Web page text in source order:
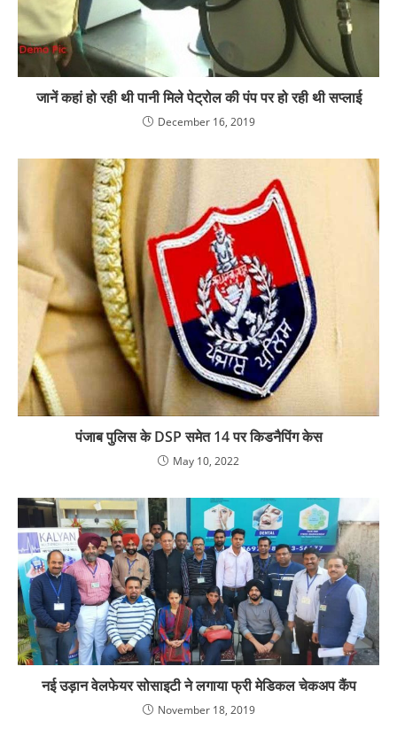
जानें कहां हो रही थी पानी मिले पेट्रोल की पंप पर हो रही थी सप्लाई
December 16, 2019
पंजाब पुलिस के DSP समेत 14 पर किडनैपिंग केस
May 10, 2022
नई उड़ान वेलफेयर सोसाइटी ने लगाया फ्री मेडिकल चेकअप कैंप
November 18, 2019